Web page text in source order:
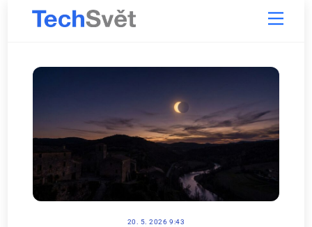
Menu
20. 5. 2026 9:43